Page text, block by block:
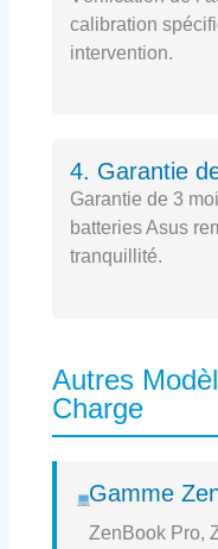
calibration
intervention.
4. Garantie
Garantie de 3
batteries Asus
tranquillité.
Autres
Charge
Gamme
ZenBook Pro,